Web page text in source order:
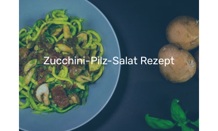
Zucchini-Pilz-Salat Rezept